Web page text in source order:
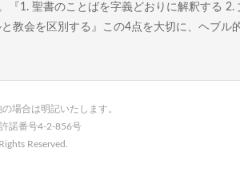
『1. 聖書のことばを字義どおりに解釈する 2.
教会を区別する』この4点を大切に、ヘブル
場合は明記いたします。
諾番号4-2-856号
Reserved.